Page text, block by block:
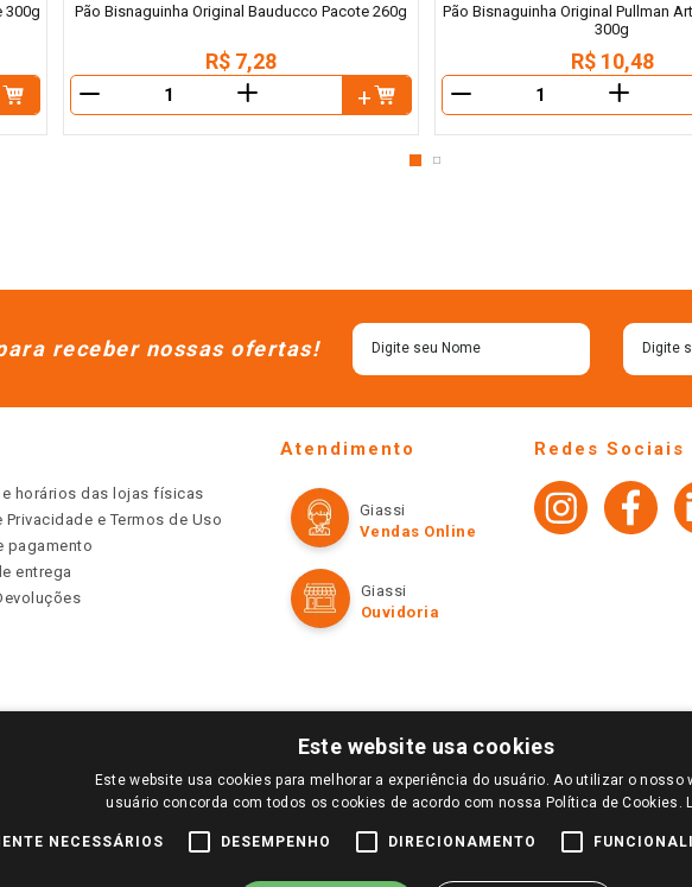
300g Pão Bisnaguinha Original Bauducco Pacote 260g
R$ 7,28
＋
Pão Bisnaguinha Original Pullman
300g
R$ 10,48
＋
receber nossas ofertas!
horários das lojas físicas
Privacidade e Termos de Uso
pagamento
entrega
Atendimento
Giassi
Vendas Online
Giassi
Ouvidoria
Redes Sociais
DA SUA REGIÃO, FAÇA LOGIN E SELECIONE A LOJA DE SUA PREFERÊNCIA. SOMENTE APÓS O LOGIN, OS
COMERCIAIS DESTE SITE SÃO VÁLIDOS APENAS PARA COMPRAS REALIZADAS NO GIASSI.COM.BR E NA LOJA
DE BUSCAS.
Este website usa cookies
Este website usa cookies para melhorar a experiência do usuário. Ao utilizar o nosso
usuário concorda com todos os cookies de acordo com nossa Política de Cookies.
NECESSÁRIOS DESEMPENHO DIRECIONAMENTO